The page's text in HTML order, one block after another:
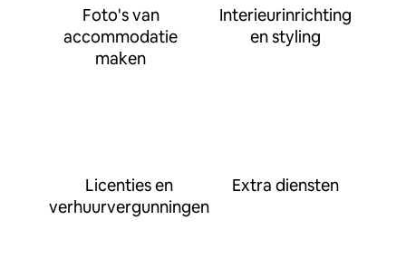
Foto's van
accommodatie
maken
Interieurinrichting
en styling
Licenties en
verhuurvergunningen
Extra diensten